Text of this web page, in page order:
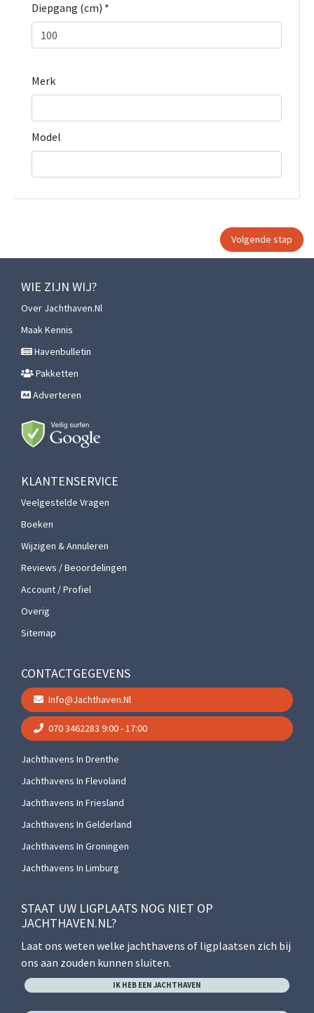
Diepgang (cm) *
Merk
Model
WIE ZIJN WIJ?
Over Jachthaven.nl
Maak Kennis
Havenbulletin
Pakketten
Adverteren
KLANTENSERVICE
Veelgestelde Vragen
Boeken
Wijzigen & Annuleren
Reviews / Beoordelingen
Account / Profiel
Overig
Sitemap
CONTACTGEGEVENS
Info@jachthaven.nl
070 3462283 9:00 - 17:00
Jachthavens In Drenthe
Jachthavens In Flevoland
Jachthavens In Friesland
Jachthavens In Gelderland
Jachthavens In Groningen
Jachthavens In Limburg
STAAT UW LIGPLAATS NOG NIET OP
JACHTHAVEN.NL?
Laat ons weten welke jachthavens of ligplaatsen zich bij
ons aan zouden kunnen sluiten.
IK HEB EEN JACHTHAVEN